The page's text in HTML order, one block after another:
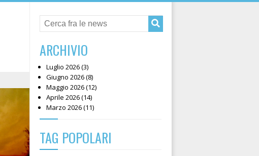
ARCHIVIO
Luglio 2026 (3)
Giugno 2026 (8)
Maggio 2026 (12)
Aprile 2026 (14)
Marzo 2026 (11)
TAG POPOLARI